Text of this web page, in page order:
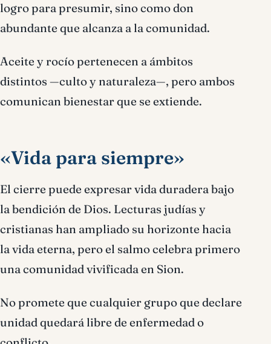
logro para presumir, sino como don
abundante que alcanza a la comunidad.
Aceite y rocío pertenecen a ámbitos
distintos —culto y naturaleza—, pero ambos
comunican bienestar que se extiende.
«Vida para siempre»
El cierre puede expresar vida duradera bajo
la bendición de Dios. Lecturas judías y
cristianas han ampliado su horizonte hacia
la vida eterna, pero el salmo celebra primero
una comunidad vivificada en Sion.
No promete que cualquier grupo que declare
unidad quedará libre de enfermedad o